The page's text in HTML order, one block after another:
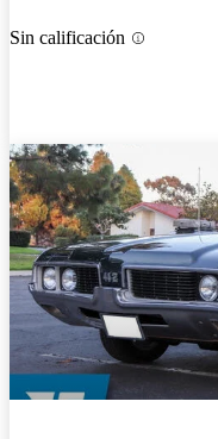
Sin calificación